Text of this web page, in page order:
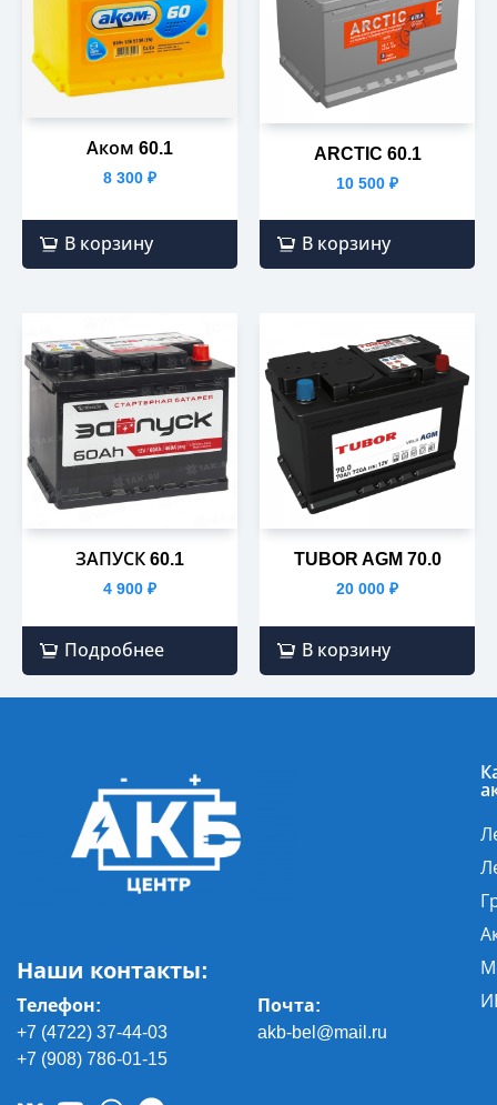
Аком 60.1
8 300 ₽
В корзину
ARCTIC 60.1
10 500 ₽
В корзину
ЗАПУСК 60.1
4 900 ₽
Подробнее
TUBOR AGM 70.0
20 000 ₽
В корзину
Наши контакты:
Телефон:
+7 (4722) 37-44-03
+7 (908) 786-01-15
Почта:
akb-bel@mail.ru